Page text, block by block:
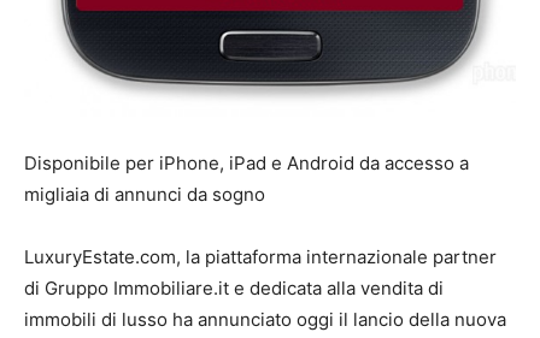
Disponibile per iPhone, iPad e Android da accesso a
migliaia di annunci da sogno
LuxuryEstate.com, la piattaforma internazionale partner
di Gruppo Immobiliare.it e dedicata alla vendita di
immobili di lusso ha annunciato oggi il lancio della nuova